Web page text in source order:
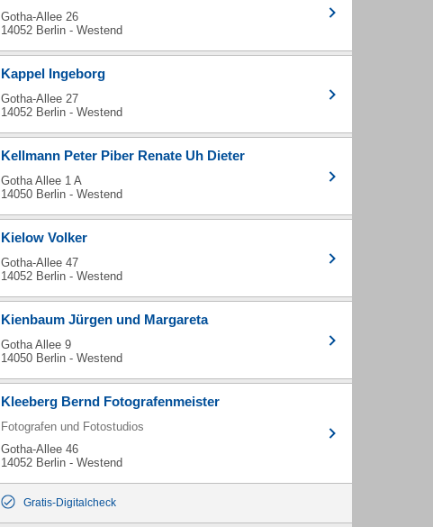
Gotha-Allee 26
14052 Berlin - Westend
Kappel Ingeborg
Gotha-Allee 27
14052 Berlin - Westend
Kellmann Peter Piber Renate Uh Dieter
Gotha Allee 1 A
14050 Berlin - Westend
Kielow Volker
Gotha-Allee 47
14052 Berlin - Westend
Kienbaum Jürgen und Margareta
Gotha Allee 9
14050 Berlin - Westend
Kleeberg Bernd Fotografenmeister
Fotografen und Fotostudios
Gotha-Allee 46
14052 Berlin - Westend
Gratis-Digitalcheck